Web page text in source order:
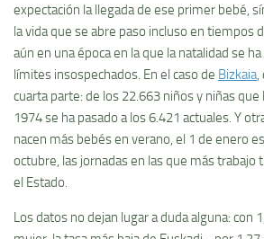
expectación la llegada de ese primer bebé,
la vida que se abre paso incluso en tiempos
aún en una época en la que la natalidad se
límites insospechados. En el caso de Bizkaia,
cuarta parte: de los 22.663 niños y niñas
1974 se ha pasado a los 6.421 actuales. Y
nacen más bebés en verano, el 1 de enero
octubre, las jornadas en las que más trabajo
el Estado.
Los datos no dejan lugar a duda alguna: con